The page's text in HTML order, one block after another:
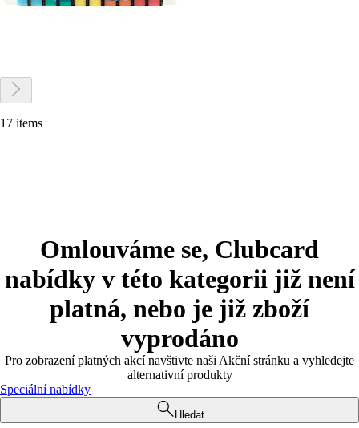
17 items
Omlouváme se, Clubcard
nabídky v této kategorii již není
platná, nebo je již zboží
vyprodáno
Pro zobrazení platných akcí navštivte naši Akční stránku a vyhledejte
alternativní produkty
Speciální nabídky
Hledat